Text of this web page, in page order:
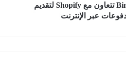
منصة Binance تتعاون مع Shopify لتقديم
عبر الإنترنت